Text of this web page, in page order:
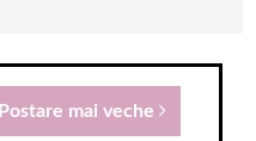
Postare mai veche